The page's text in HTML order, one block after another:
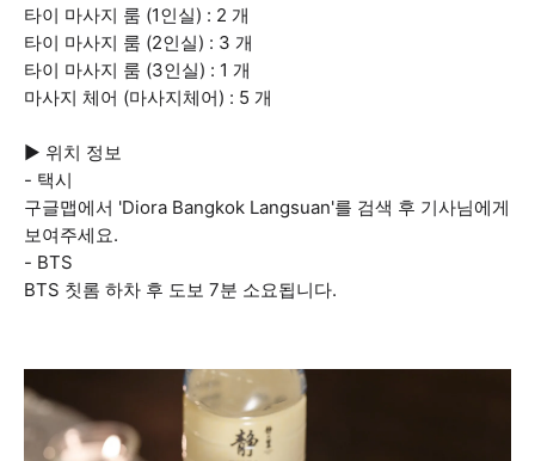
타이 마사지 룸 (1인실) : 2 개
타이 마사지 룸 (2인실) : 3 개
타이 마사지 룸 (3인실) : 1 개
마사지 체어 (마사지체어) : 5 개
▶ 위치 정보
- 택시
구글맵에서 'Diora Bangkok Langsuan'를 검색 후 기사님에게
보여주세요.
- BTS
BTS 칫롬 하차 후 도보 7분 소요됩니다.